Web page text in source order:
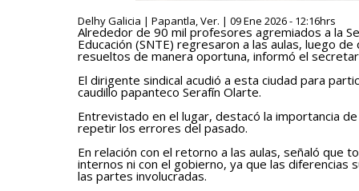
Delhy Galicia | Papantla, Ver. | 09 Ene 2026 - 12:16hrs
Alrededor de 90 mil profesores agremiados a la
Educación (SNTE) regresaron a las aulas, luego
resueltos de manera oportuna, informó el
El dirigente sindical acudió a esta ciudad para
caudillo papanteco Serafín Olarte.
Entrevistado en el lugar, destacó la importancia
repetir los errores del pasado.
En relación con el retorno a las aulas, señaló que
internos ni con el gobierno, ya que las
las partes involucradas.